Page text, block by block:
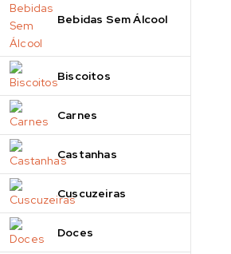
Bebidas Sem Álcool
Biscoitos
Carnes
Castanhas
Cuscuzeiras
Doces